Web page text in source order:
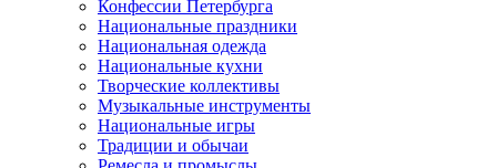
Конфессии Петербурга
Национальные праздники
Национальная одежда
Национальные кухни
Творческие коллективы
Музыкальные инструменты
Национальные игры
Традиции и обычаи